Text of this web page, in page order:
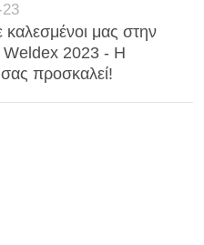
Πλέγματος
καλεσμένοι μας στην
2023 - Η
προσκαλεί!